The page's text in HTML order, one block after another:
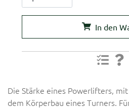
In den
Die Stärke eines Powerlifters,
dem Körperbau eines Turners.